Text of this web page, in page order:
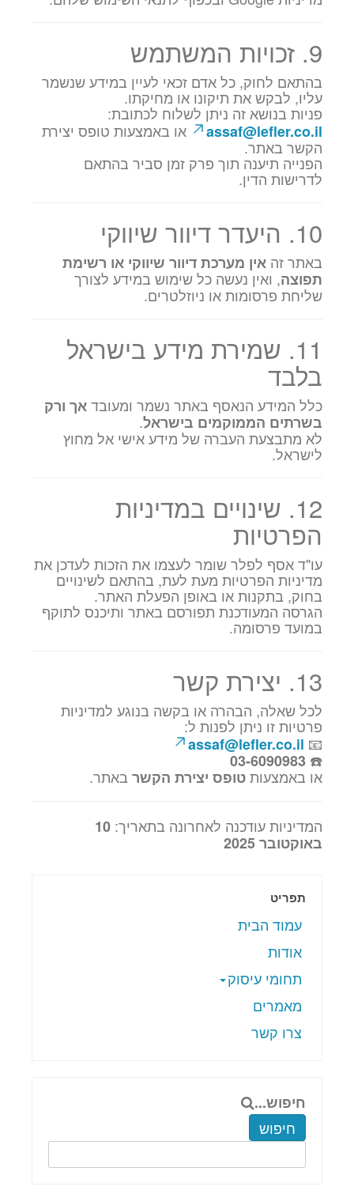
9. זכויות המשתמש
בהתאם לחוק, כל אדם זכאי לעיין במידע שנשמר
עליו, לבקש את תיקונו או מחיקתו.
פניות בנושא זה ניתן לשלוח לכתובת:
assaf@lefler.co.il
או באמצעות טופס יצירת
הקשר באתר.
הפנייה תיענה תוך פרק זמן סביר בהתאם
לדרישות הדין.
10. היעדר דיוור שיווקי
באתר זה אין מערכת דיוור שיווקי או רשימת
תפוצה, ואין נעשה כל שימוש במידע לצורך
שליחת פרסומות או ניוזלטרים.
11. שמירת מידע בישראל
בלבד
כלל המידע הנאסף באתר נשמר ומעובדאך ורק
בשרתים הממוקמים בישראל.
לא מתבצעת העברה של מידע אישי אל מחוץ
לישראל.
12. שינויים במדיניות
הפרטיות
עו"ד אסף לפלר שומר לעצמו את הזכות לעדכן את
מדיניות הפרטיות מעת לעת, בהתאם לשינויים
בחוק, בתקנות או באופן הפעלת האתר.
הגרסה המעודכנת תפורסם באתר ותיכנס לתוקף
במועד פרסומה.
13. יצירת קשר
לכל שאלה, הבהרה או בקשה בנוגע למדיניות
פרטיות זו ניתן לפנות ל:
📧
assaf@lefler.co.il
☎️
03-6090983
או באמצעותטופס יצירת הקשר באתר.
המדיניות עודכנה לאחרונה בתאריך: 10
באוקטובר 2025
תפריט
עמוד הבית
אודות
תחומי עיסוק
מאמרים
צרו קשר
חיפוש...
חיפוש